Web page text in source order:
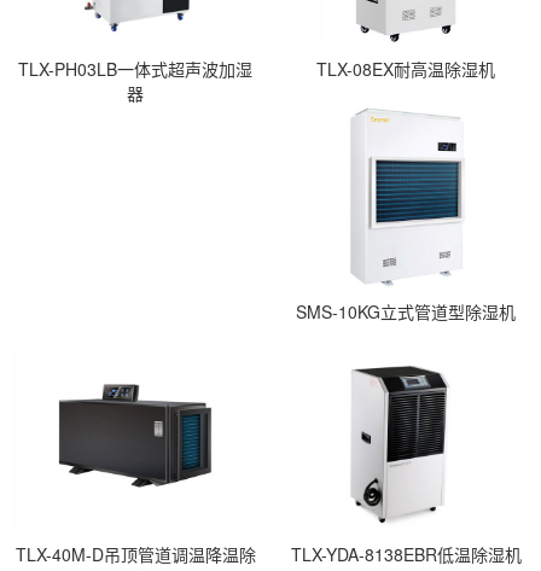
TLX-PH03LB一体式超声波加湿
器
TLX-08EX耐高温除湿机
SMS-10KG立式管道型除湿机
TLX-40M-D吊顶管道调温降温除
TLX-YDA-8138EBR低温除湿机